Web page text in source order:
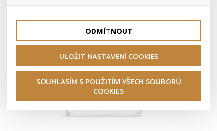
se nevhodným doporučením produktů či jiným
nedůležitým nabídkám.
marketingové kampaně.
ODMÍTNOUT
ULOŽIT NASTAVENÍ COOKIES
SOUHLASÍM S POUŽITÍM VŠECH SOUBORŮ
COOKIES